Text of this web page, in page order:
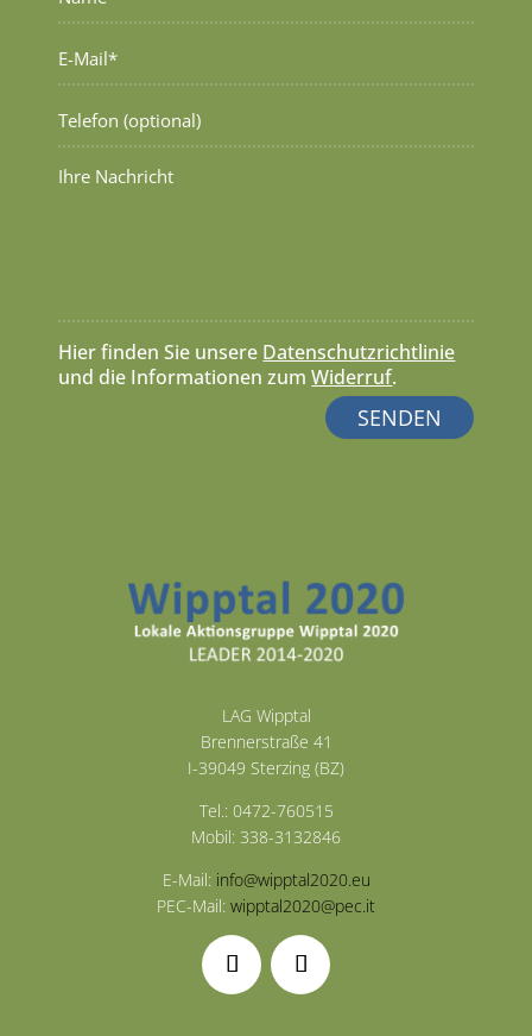
Hier finden Sie unsere Datenschutzrichtlinie
und die Informationen zumWiderruf.
LAG Wipptal
Brennerstraße 41
I-39049 Sterzing (BZ)
Tel.: 0472-760515
Mobil: 338-3132846
E-Mail: info@wipptal2020.eu
PEC-Mail: wipptal2020@pec.it